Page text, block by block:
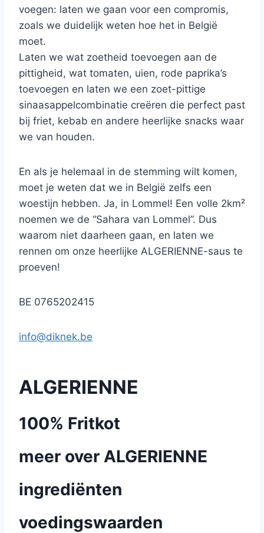
voegen: laten we gaan voor een compromis,
zoals we duidelijk weten hoe het in België
moet.
Laten we wat zoetheid toevoegen aan de
pittigheid, wat tomaten, uien, rode paprika’s
toevoegen en laten we een zoet-pittige
sinaasappelcombinatie creëren die perfect past
bij friet, kebab en andere heerlijke snacks waar
we van houden.
En als je helemaal in de stemming wilt komen,
moet je weten dat we in België zelfs een
woestijn hebben. Ja, in Lommel! Een volle 2km²
noemen we de “Sahara van Lommel”. Dus
waarom niet daarheen gaan, en laten we
rennen om onze heerlijke ALGERIENNE-saus te
proeven!
BE 0765202415
info@diknek.be
ALGERIENNE
100% Fritkot
meer over ALGERIENNE
ingrediënten
voedingswaarden